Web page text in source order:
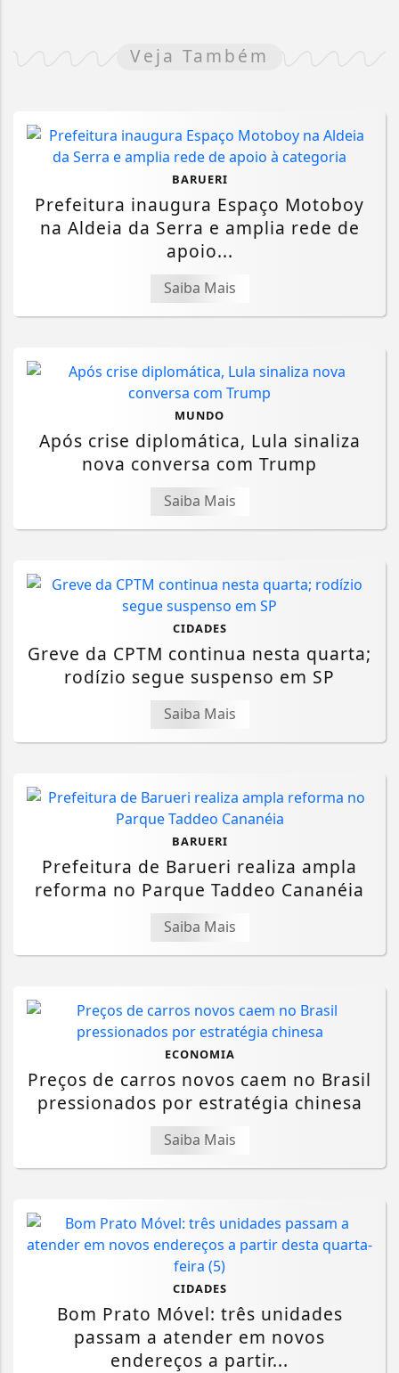
Veja Também
BARUERI
Prefeitura inaugura Espaço Motoboy
na Aldeia da Serra e amplia rede de
apoio...
Saiba Mais
MUNDO
Após crise diplomática, Lula sinaliza
nova conversa com Trump
Saiba Mais
CIDADES
Greve da CPTM continua nesta quarta;
rodízio segue suspenso em SP
Saiba Mais
BARUERI
Prefeitura de Barueri realiza ampla
reforma no Parque Taddeo Cananéia
Saiba Mais
ECONOMIA
Preços de carros novos caem no Brasil
pressionados por estratégia chinesa
Saiba Mais
CIDADES
Bom Prato Móvel: três unidades
passam a atender em novos
endereços a partir...